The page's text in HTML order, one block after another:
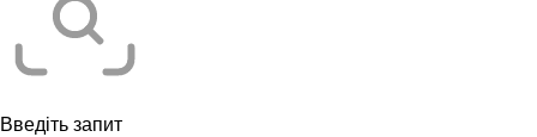
Введіть запит